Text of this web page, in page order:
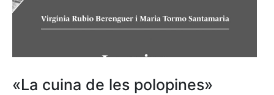
«La cuina de les polopines»